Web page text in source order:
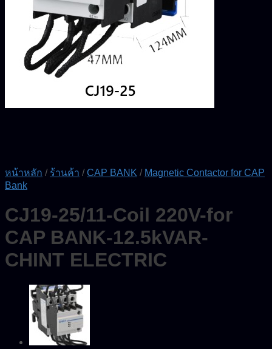
หน้าหลัก / ร้านค้า / CAP BANK / Magnetic Contactor for CAP
Bank
CJ19-25/11-Coil 220V-for
CAP BANK-12.5kVAR-
CHINT ELECTRIC